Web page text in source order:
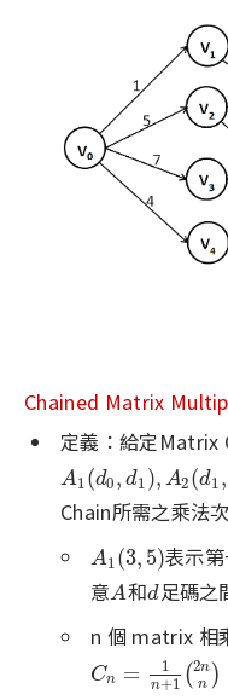
Chained Matrix
定義：給定Matrix
A1 (d0, d1 ), A2(d1 ,
A1 (d0,d1) ,A2(d1,d
Chain所需之乘法
A1 (3, 5)
A1 (3,5 ) 表示
意A
A和d
d足碼之
n 個 matrix 相
Cn = 1
n+1 (2n
n )
Cn=1n +1(2nn)=